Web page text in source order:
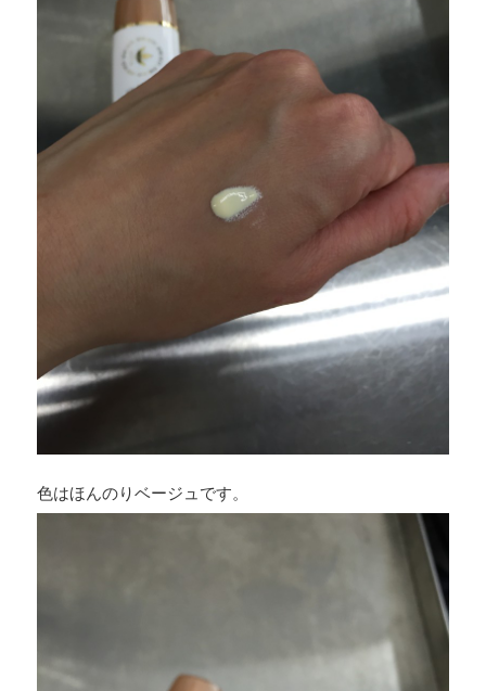
色はほんのりベージュです。